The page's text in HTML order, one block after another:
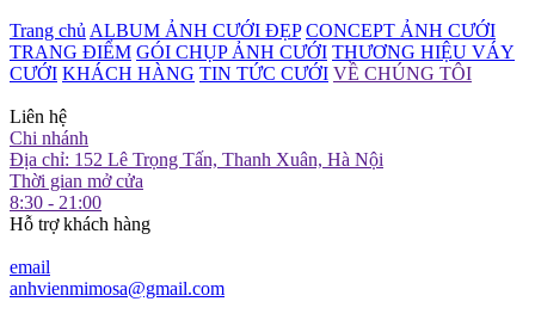
Trang chủ ALBUM ẢNH CƯỚI ĐẸP CONCEPT ẢNH CƯỚI
TRANG ĐIỂM GÓI CHỤP ẢNH CƯỚI THƯƠNG HIỆU VÁY
CƯỚI KHÁCH HÀNG TIN TỨC CƯỚI VỀ CHÚNG TÔI
Liên hệ
Chi nhánh
Địa chỉ: 152 Lê Trọng Tấn, Thanh Xuân, Hà Nội
Thời gian mở cửa
8:30 - 21:00
Hỗ trợ khách hàng
email
anhvienmimosa@gmail.com